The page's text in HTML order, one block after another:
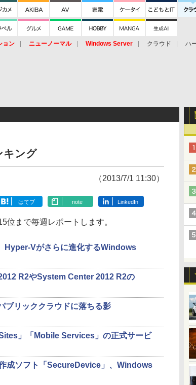
ョン ニューノーマル Windows Server クラウド ハ
キング
（2013/7/1 11:30）
はてブ note LinkedIn
位まで毎週レポートします。
Hyper-Vがさらに進化するWindows
R2やSystem Center 2012 R2の
ブリッククラウドに落ちる影
」「Mobile Services」の正式サービ
成ソフト「SecureDevice」、Windows